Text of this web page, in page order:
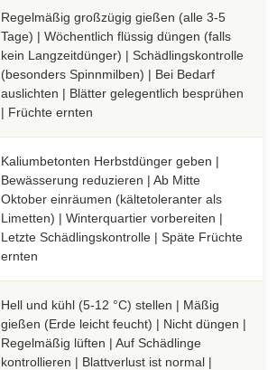
Regelmäßig großzügig gießen (alle 3-5
Tage) | Wöchentlich flüssig düngen (falls
kein Langzeitdünger) | Schädlingskontrolle
(besonders Spinnmilben) | Bei Bedarf
auslichten | Blätter gelegentlich besprühen
| Früchte ernten
Kaliumbetonten Herbstdünger geben |
Bewässerung reduzieren | Ab Mitte
Oktober einräumen (kältetoleranter als
Limetten) | Winterquartier vorbereiten |
Letzte Schädlingskontrolle | Späte Früchte
ernten
Hell und kühl (5-12 °C) stellen | Mäßig
gießen (Erde leicht feucht) | Nicht düngen |
Regelmäßig lüften | Auf Schädlinge
kontrollieren | Blattverlust ist normal |